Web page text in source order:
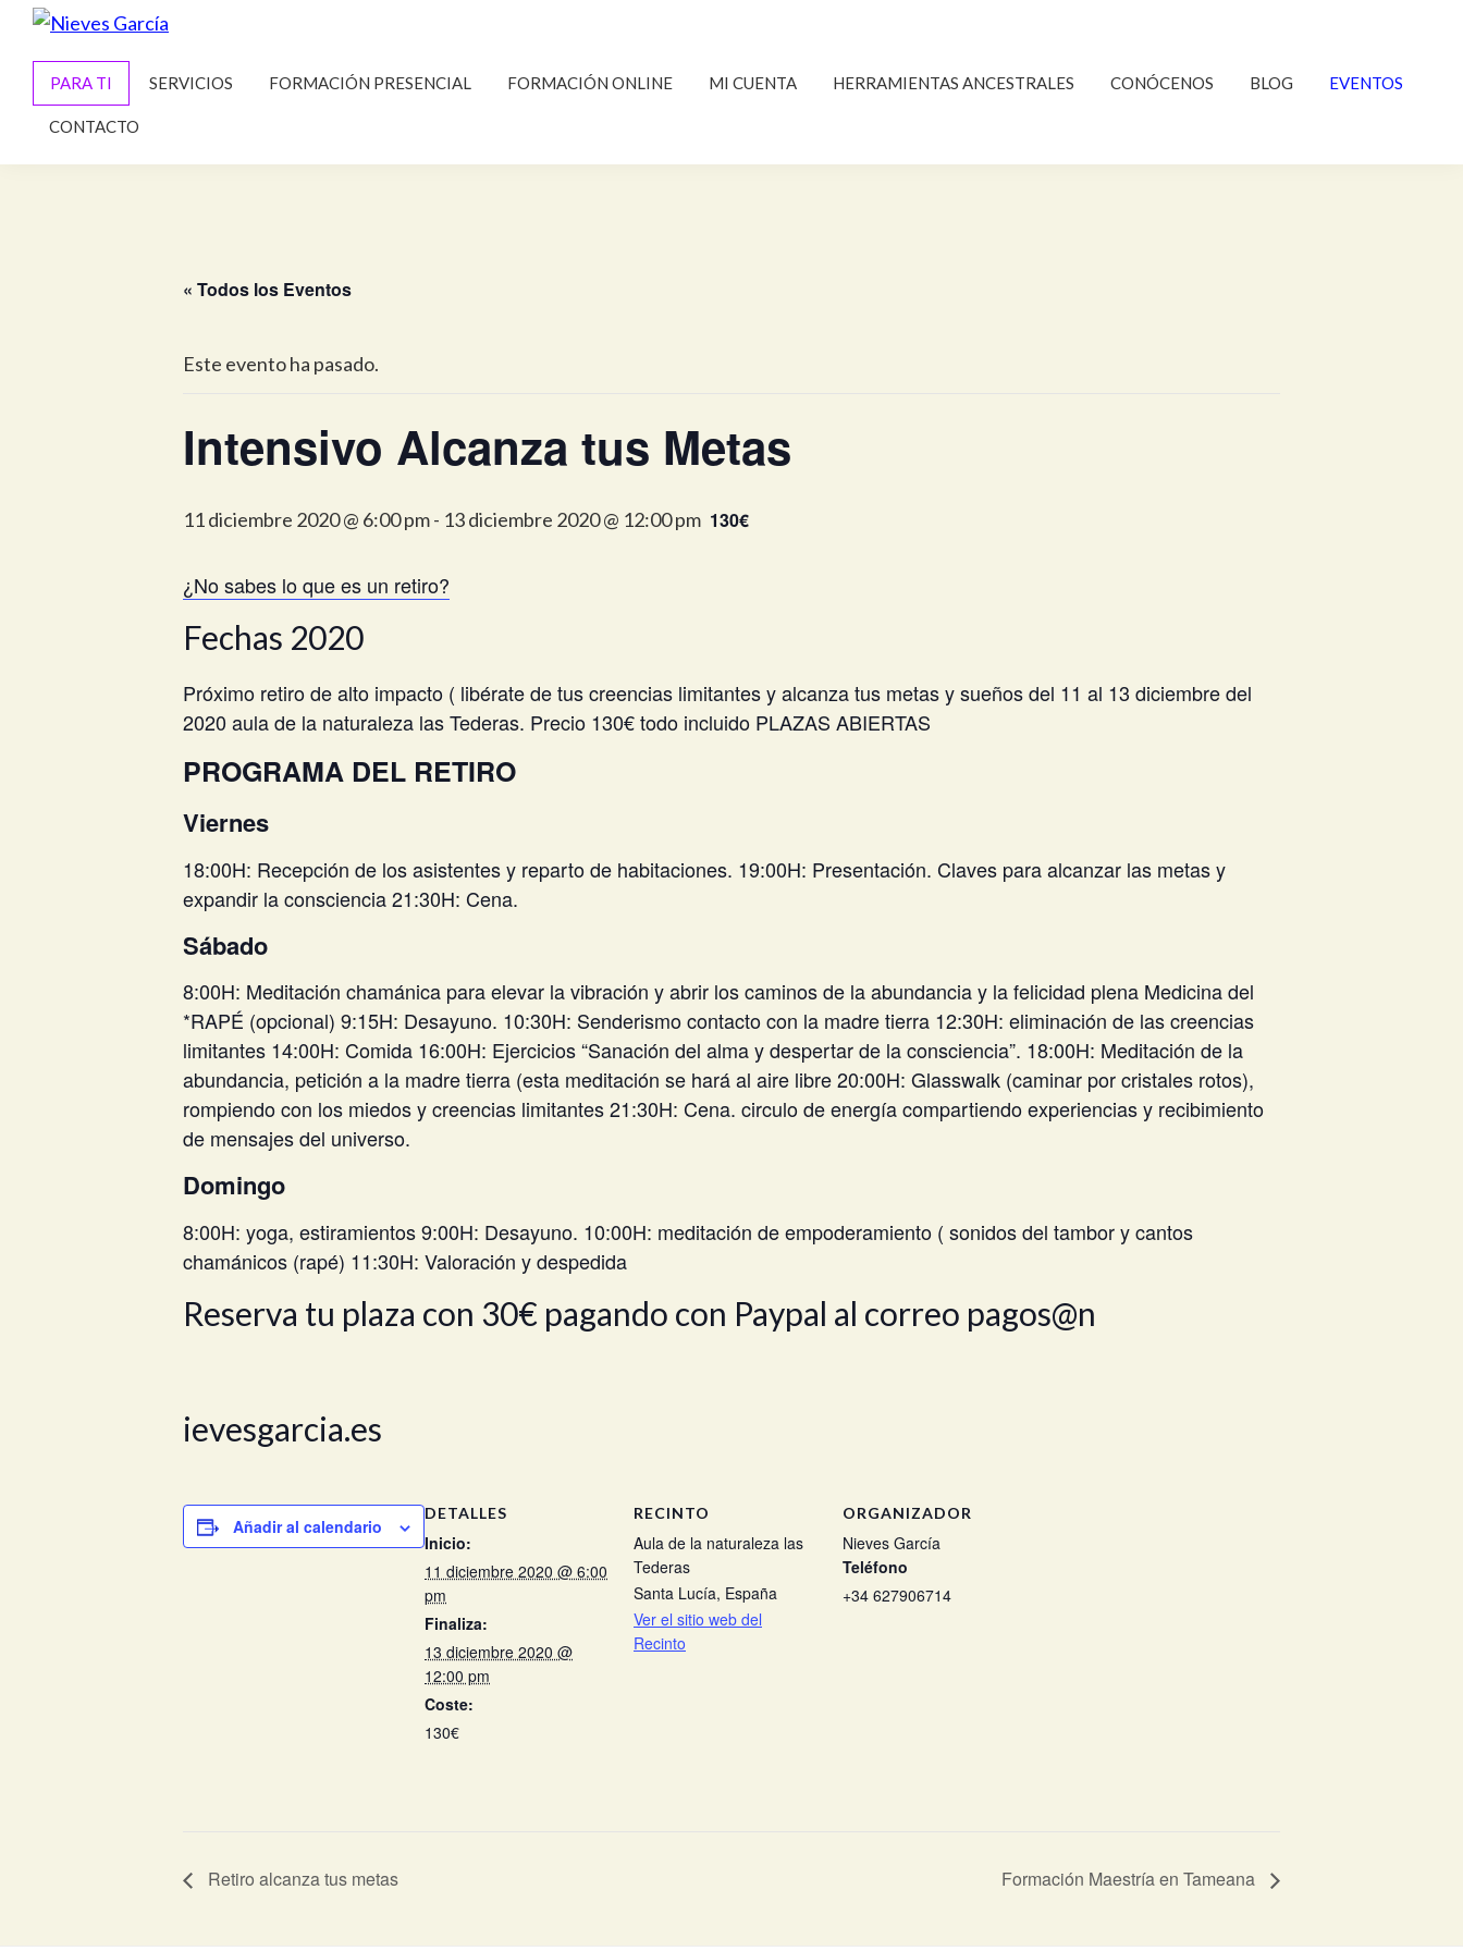
Saltar
navegación
Saltar
contenido
principal
García
tus
metas
PARA TI SERVICIOS FORMACIÓN PRESENCIAL FORMACIÓN ONLINE MI CUENTA HERRAMIENTAS ANCESTRALES CONÓCENOS BLOG EVENTOS
CONTACTO
« Todos los Eventos
Este evento ha pasado.
Intensivo Alcanza tus Metas
11 diciembre 2020 @ 6:00 pm- 13 diciembre 2020 @ 12:00 pm 130€
¿No sabes lo que es un retiro?
Fechas 2020
Próximo retiro de alto impacto ( libérate de tus creencias limitantes y alcanza tus metas y sueños del 11 al 13 diciembre del
2020 aula de la naturaleza las Tederas. Precio 130€ todo incluido PLAZAS ABIERTAS
PROGRAMA DEL RETIRO
Viernes
18:00H: Recepción de los asistentes y reparto de habitaciones. 19:00H: Presentación. Claves para alcanzar las metas y
expandir la consciencia 21:30H: Cena.
Sábado
8:00H: Meditación chamánica para elevar la vibración y abrir los caminos de la abundancia y la felicidad plena Medicina del
*RAPÉ (opcional) 9:15H: Desayuno. 10:30H: Senderismo contacto con la madre tierra 12:30H: eliminación de las creencias
limitantes 14:00H: Comida 16:00H: Ejercicios “Sanación del alma y despertar de la consciencia”. 18:00H: Meditación de la
abundancia, petición a la madre tierra (esta meditación se hará al aire libre 20:00H: Glasswalk (caminar por cristales rotos),
rompiendo con los miedos y creencias limitantes 21:30H: Cena. circulo de energía compartiendo experiencias y recibimiento
de mensajes del universo.
Domingo
8:00H: yoga, estiramientos 9:00H: Desayuno. 10:00H: meditación de empoderamiento ( sonidos del tambor y cantos
chamánicos (rapé) 11:30H: Valoración y despedida
Reserva tu plaza con 30€ pagando con Paypal al correo pagos@n
ievesgarcia.es
Añadir al calendario
DETALLES
Inicio:
11 diciembre 2020 @ 6:00
pm
Finaliza:
13 diciembre 2020 @
12:00 pm
Coste:
130€
RECINTO
Aula de la naturaleza las
Tederas
Santa Lucía, España
Ver el sitio web del
Recinto
ORGANIZADOR
Nieves García
Teléfono
+34 627906714
Retiro alcanza tus metas Formación Maestría en Tameana